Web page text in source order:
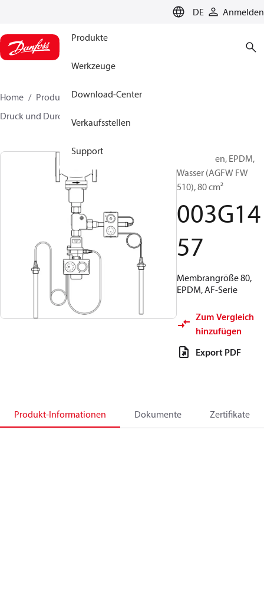
DE Anmelden
Produkte
Werkzeuge
Download-Center
Verkaufsstellen
Support
Home Produkte
Lösung für Wärmetechnik
Druck und Durchflussregler
Membranen, EPDM,
Wasser (AGFW FW
510), 80 cm²
003G14
57
Membrangröße 80,
EPDM, AF-Serie
Zum Vergleich
hinzufügen
Export PDF
Produkt-Informationen Dokumente Zertifikate